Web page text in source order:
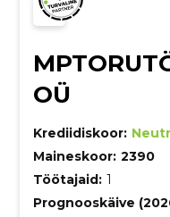
OÜ
Krediidiskoor:
Maineskoor: 2390
Töötajaid: 1
Prognooskäive